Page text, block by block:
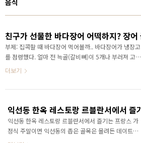
음식
부제: 집콕할 때 바다장어 먹어볼까.. 바다장어가 냉장고
를 점령했다. 얼마 전 늑골(갈비뼈)이 5개나 부러져 고생
했는데, 바다장어를 해외에 수출하는 청아무역이라는
게 구워먹지? 심지어 난 생선을 좋아하지 않는데...." 냉
장고를 점령한 장어를 어떻게 해야하나 걱정이 앞섰던
나와 달리 생선이라면 사족을 못 쓰는 와이프는 드디어
더보기
익선동 한옥 레스토랑 르블란서에서 즐기는 프랑스 가
정식 주말이면 익선동의 좁은 골목은 몰려든 데이트족
들로 발 디딜 틈이 없다. 웬만한 맛집은 웨이팅 30분은